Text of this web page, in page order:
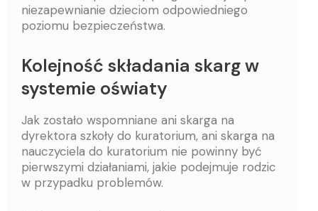
niezapewnianie dzieciom odpowiedniego
poziomu bezpieczeństwa.
Kolejność składania skarg w
systemie oświaty
Jak zostało wspomniane ani skarga na
dyrektora szkoły do kuratorium, ani skarga na
nauczyciela do kuratorium nie powinny być
pierwszymi działaniami, jakie podejmuje rodzic
w przypadku problemów.